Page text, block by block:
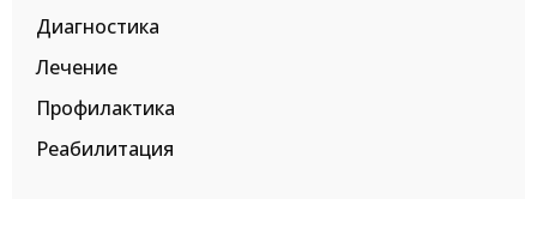
Диагностика
Лечение
Профилактика
Реабилитация